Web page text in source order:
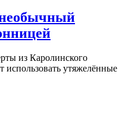
из Каролинского
использовать утяжелённые